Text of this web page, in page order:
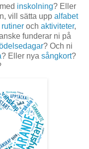
inskolning? Eller
vill sätta upp alfabet
rutiner och aktiviteter,
funderar ni på
? Och ni
? Eller nya sångkort?